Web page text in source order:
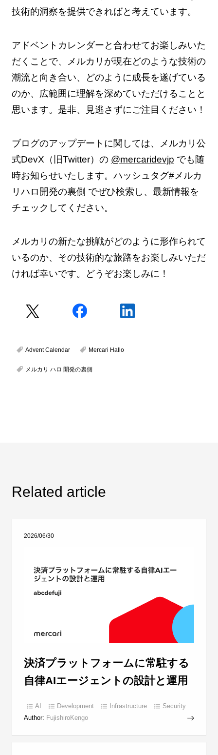
技術的洞察を提供できればと考えています。
アドベントカレンダーと合わせてお楽しみいた
だくことで、メルカリが現在どのような技術の
潮流と向き合い、どのように成長を遂げている
のか、広範囲に理解を深めていただけることと
思います。是非、見逃さずにご注目ください！
ブログのアップデートに関しては、メルカリ公
式DevX（旧Twitter）の @mercaridevjp でも随
時お知らせいたします。ハッシュタグ#メルカ
リハロ開発の裏側 でぜひ検索し、最新情報を
チェックしてください。
メルカリの新たな挑戦がどのように形作られて
いるのか、その技術的な旅路をお楽しみいただ
ければ幸いです。どうぞお楽しみに！
Advent Calendar Mercari Hallo
メルカリ ハロ 開発の裏側
Related article
2026/06/30
決済プラットフォームに常駐する
自律AIエージェントの設計と運用
AI Development Infrastructure
Security
Author: FujishiroKengo